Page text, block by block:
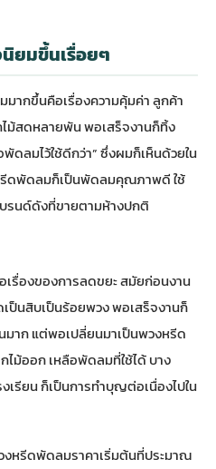
ยมขึ้นเรื่อยๆ
ากขึ้นคือเรื่องความคุ้มค่า ลูกค้า
ม้สดหลายพัน พอเสร็จงานก็ทิ้ง
ดลมไว้ใช้ดีกว่า” ซึ่งผมก็เห็นด้วยใน
ดพัดลมก็เป็นพัดลมคุณภาพดี ใช้
รนด์ดังที่ขายตามห้างปกติ
รื่องของการลดขยะ สมัยก่อนงาน
นสิบเป็นร้อยพวง พอเสร็จงานก็
าก แต่พอเปลี่ยนมาเป็นพวงหรีด
ม้ออก เหลือพัดลมที่ใช้ได้ บาง
งเรียน ก็เป็นการทำบุญต่อเนื่องไปใน
งหรีดพัดลมราคาเริ่มต้นที่ประมาณ